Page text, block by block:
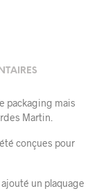
packaging mais
Martin.
conçues pour
un plaquage